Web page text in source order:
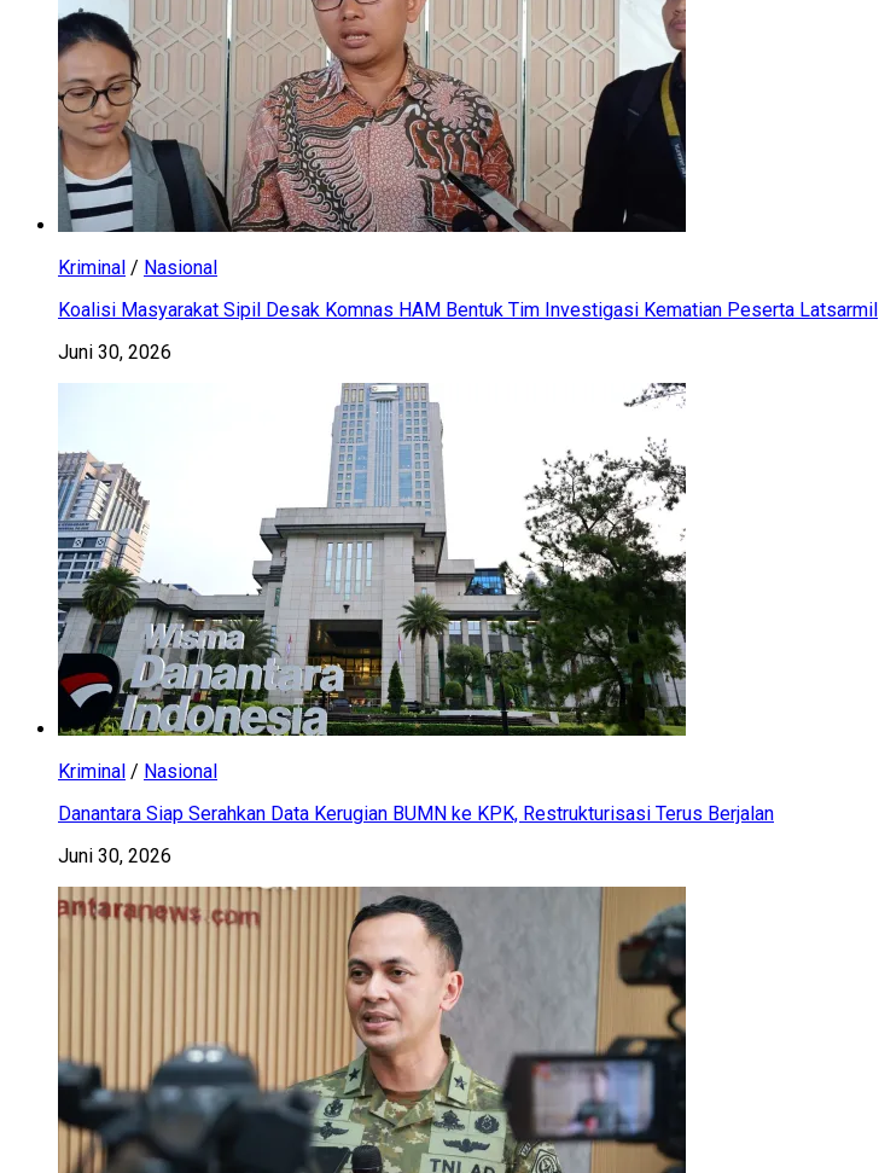
Kriminal / Nasional
Koalisi Masyarakat Sipil Desak Komnas HAM Bentuk Tim Investigasi Kematian Peserta Latsarmil
Juni 30, 2026
Kriminal / Nasional
Danantara Siap Serahkan Data Kerugian BUMN ke KPK, Restrukturisasi Terus Berjalan
Juni 30, 2026